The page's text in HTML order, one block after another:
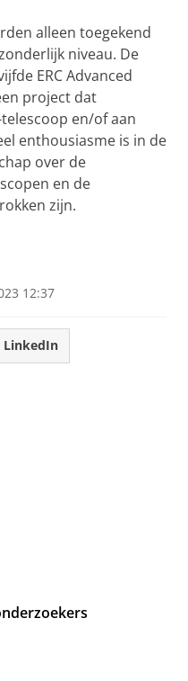
alleen toegekend
niveau. De
ERC Advanced
project dat
telescoop en/of aan
enthousiasme is in de
over de
en de
zijn.
12:37
LinkedIn